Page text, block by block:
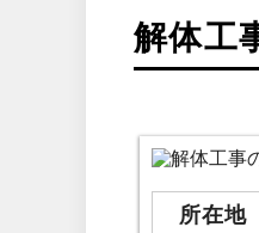
解体工
所在地